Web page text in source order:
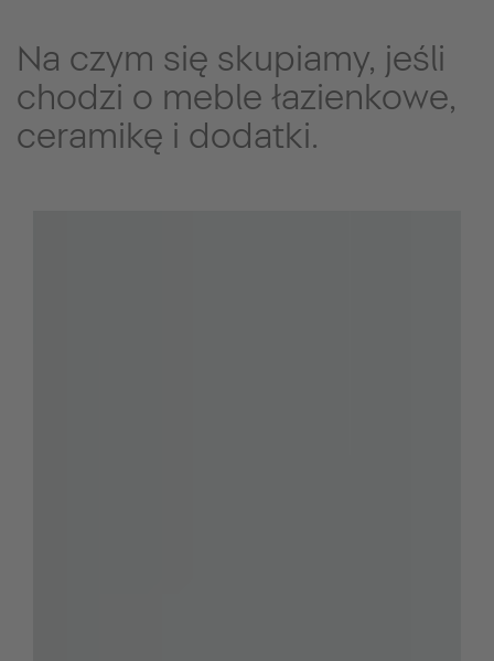
Na czym się skupiamy, jeśli
chodzi o meble łazienkowe,
ceramikę i dodatki.